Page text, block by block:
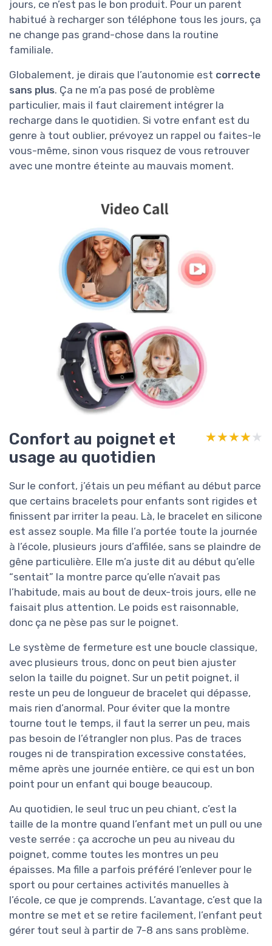
jours, ce n’est pas le bon produit. Pour un parent
habitué à recharger son téléphone tous les jours, ça
ne change pas grand-chose dans la routine
familiale.
Globalement, je dirais que l’autonomie est correcte
sans plus. Ça ne m’a pas posé de problème
particulier, mais il faut clairement intégrer la
recharge dans le quotidien. Si votre enfant est du
genre à tout oublier, prévoyez un rappel ou faites-le
vous-même, sinon vous risquez de vous retrouver
avec une montre éteinte au mauvais moment.
Confort au poignet et
usage au quotidien
★★★★★
★★★★★
Sur le confort, j’étais un peu méfiant au début parce
que certains bracelets pour enfants sont rigides et
finissent par irriter la peau. Là, le bracelet en silicone
est assez souple. Ma fille l’a portée toute la journée
à l’école, plusieurs jours d’affilée, sans se plaindre de
gêne particulière. Elle m’a juste dit au début qu’elle
“sentait” la montre parce qu’elle n’avait pas
l’habitude, mais au bout de deux-trois jours, elle ne
faisait plus attention. Le poids est raisonnable,
donc ça ne pèse pas sur le poignet.
Le système de fermeture est une boucle classique,
avec plusieurs trous, donc on peut bien ajuster
selon la taille du poignet. Sur un petit poignet, il
reste un peu de longueur de bracelet qui dépasse,
mais rien d’anormal. Pour éviter que la montre
tourne tout le temps, il faut la serrer un peu, mais
pas besoin de l’étrangler non plus. Pas de traces
rouges ni de transpiration excessive constatées,
même après une journée entière, ce qui est un bon
point pour un enfant qui bouge beaucoup.
Au quotidien, le seul truc un peu chiant, c’est la
taille de la montre quand l’enfant met un pull ou une
veste serrée : ça accroche un peu au niveau du
poignet, comme toutes les montres un peu
épaisses. Ma fille a parfois préféré l’enlever pour le
sport ou pour certaines activités manuelles à
l’école, ce que je comprends. L’avantage, c’est que la
montre se met et se retire facilement, l’enfant peut
gérer tout seul à partir de 7-8 ans sans problème.